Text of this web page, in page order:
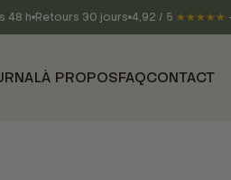
48 h Retours 30 jours 4,92 / 5 ★★★★★
À PROPOSFAQCONTACT